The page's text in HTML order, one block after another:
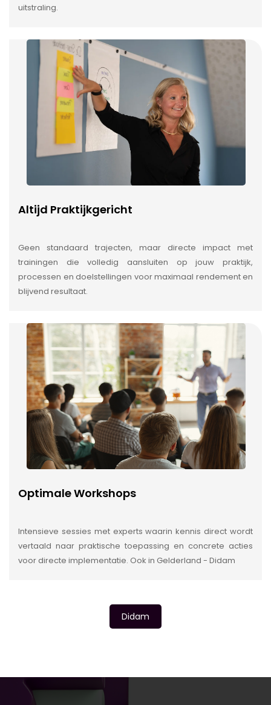
uitstraling.
Altijd Praktijkgericht
Geen standaard trajecten, maar directe impact met
trainingen die volledig aansluiten op jouw praktijk,
processen en doelstellingen voor maximaal rendement en
blijvend resultaat.
Optimale Workshops
Intensieve sessies met experts waarin kennis direct wordt
vertaald naar praktische toepassing en concrete acties
voor directe implementatie. Ook in Gelderland - Didam
Didam
INSIDE INFORMATIE